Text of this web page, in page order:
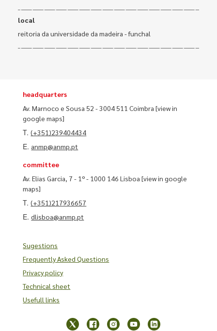
local
reitoria da universidade da madeira - funchal
headquarters
Av. Marnoco e Sousa 52 - 3004 511 Coimbra[view in
google maps]
T.(+351)239404434
E. anmp@anmp.pt
committee
Av. Elias Garcia, 7 - 1º - 1000 146 Lisboa[view in google
maps]
T.(+351)217936657
E.dlisboa@anmp.pt
Sugestions
Frequently Asked Questions
Privacy policy
Technical sheet
Usefull links